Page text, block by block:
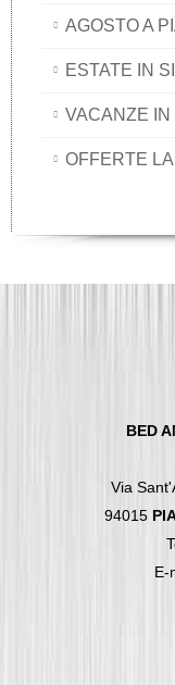
AGOSTO A
ESTATE IN
VACANZE IN
OFFERTE
BED
Via
94015
E-